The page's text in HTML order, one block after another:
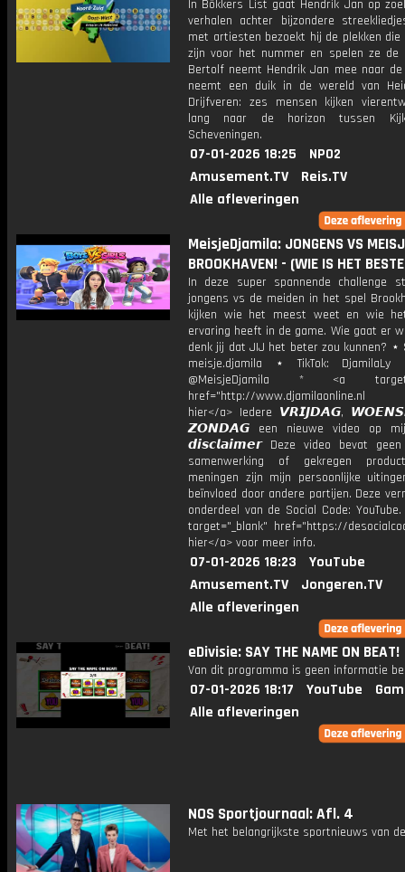
In Bökkers List gaat Hendrik Jan op
verhalen achter bijzondere
met artiesten bezoekt hij de plekken die
zijn voor het nummer en spelen ze de
Bertolf neemt Hendrik Jan mee naar
neemt een duik in de wereld van
Drijfveren: zes mensen kijken
lang naar de horizon tussen
Scheveningen.
07-01-2026 18:25
NPO2
Amusement.TV
Reis.TV
Alle afleveringen
MeisjeDjamila: JONGENS VS
BROOKHAVEN! - (WIE IS HET
In deze super spannende challenge
jongens vs de meiden in het spel
kijken wie het meest weet en wie
ervaring heeft in de game. Wie gaat er
denk jij dat JIJ het beter zou kunnen? ⋆
meisje.djamila ⋆ TikTok:
@MeisjeDjamila * <a
href="http://
hier</a> Iedere 𝙑𝙍𝙄𝙅𝘿𝘼𝙂,
𝙕𝙊𝙉𝘿𝘼𝙂 een nieuwe video op
𝙙𝙞𝙨𝙘𝙡𝙖𝙞𝙢𝙚𝙧 Deze video bevat geen
samenwerking of gekregen
meningen zijn mijn persoonlijke
beïnvloed door andere partijen. Deze
onderdeel van de Social Code:
target="_blank" href="https://
hier</a> voor meer info.
07-01-2026 18:23
YouTube
Amusement.TV
Jongeren.TV
Alle afleveringen
eDivisie: SAY THE NAME ON BEAT!
Van dit programma is geen informatie
07-01-2026 18:17 YouTube
Alle afleveringen
NOS Sportjournaal: Afl. 4
Met het belangrijkste sportnieuws van